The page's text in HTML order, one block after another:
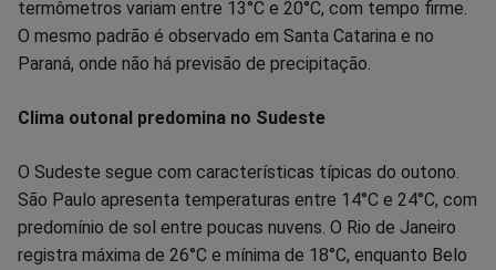
termômetros variam entre 13°C e 20°C, com tempo firme.
O mesmo padrão é observado em Santa Catarina e no
Paraná, onde não há previsão de precipitação.
Clima outonal predomina no Sudeste
O Sudeste segue com características típicas do outono.
São Paulo apresenta temperaturas entre 14°C e 24°C, com
predomínio de sol entre poucas nuvens. O Rio de Janeiro
registra máxima de 26°C e mínima de 18°C, enquanto Belo